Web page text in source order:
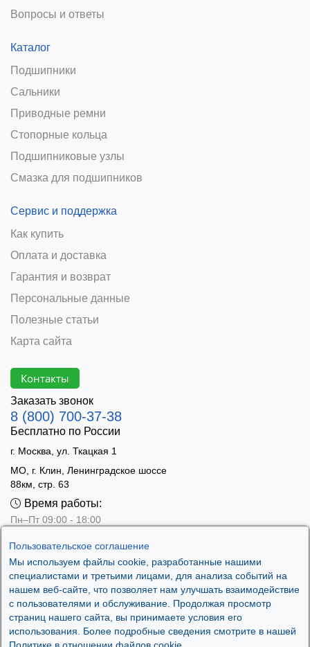
Пользовательское соглашение
Мы используем файлы cookie, разработанные нашими
специалистами и третьими лицами, для анализа событий на
нашем веб-сайте, что позволяет нам улучшать взаимодействие
с пользователями и обслуживание. Продолжая просмотр
страниц нашего сайта, вы принимаете условия его
использования. Более подробные сведения смотрите в нашей
Вопросы и ответы
Каталог
Подшипники
Сальники
Приводные ремни
Стопорные кольца
Подшипниковые узлы
Смазка для подшипников
Сервис и поддержка
Как купить
Оплата и доставка
Гарантия и возврат
Персональные данные
Полезные статьи
Карта сайта
Контакты
Заказать звонок
8 (800) 700-37-38
Бесплатно по России
г. Москва, ул. Ткацкая 1
МО, г. Клин, Ленинградское шоссе
88км, стр. 63
Время работы:
Пн–Пт 09:00 - 18:00
Вс - выходной